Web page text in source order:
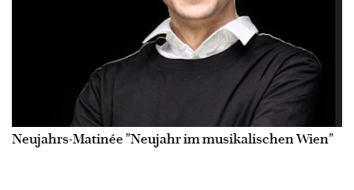
Neujahrs-Matinée "Neujahr im musikalischen Wien"